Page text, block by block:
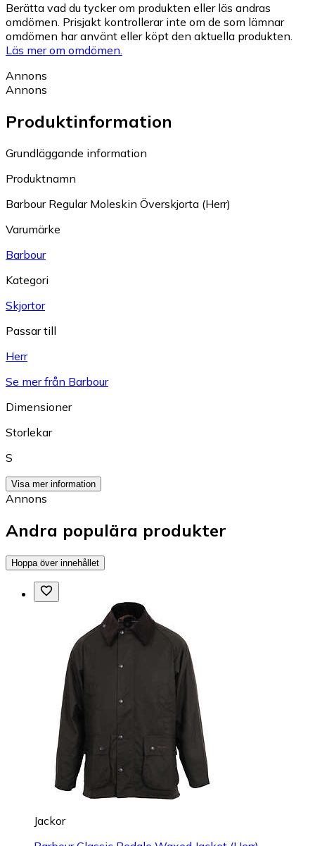
Berätta vad du tycker om produkten eller läs andras
omdömen. Prisjakt kontrollerar inte om de som lämnar
omdömen har använt eller köpt den aktuella produkten.
Läs mer om omdömen.
Annons
Annons
Produktinformation
Grundläggande information
Produktnamn
Barbour Regular Moleskin Överskjorta (Herr)
Varumärke
Barbour
Kategori
Skjortor
Passar till
Herr
Se mer från Barbour
Dimensioner
Storlekar
S
Visa mer information
Annons
Andra populära produkter
Hoppa över innehållet
Jackor